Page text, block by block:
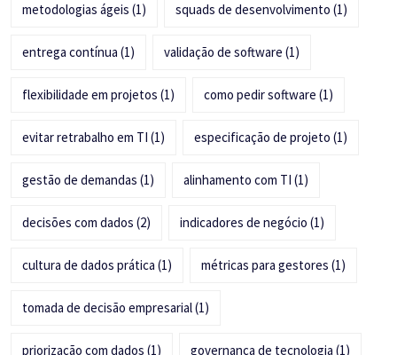
metodologias ágeis (1) squads de desenvolvimento (1)
entrega contínua (1) validação de software (1)
flexibilidade em projetos (1) como pedir software (1)
evitar retrabalho em TI (1) especificação de projeto (1)
gestão de demandas (1) alinhamento com TI (1)
decisões com dados (2) indicadores de negócio (1)
cultura de dados prática (1) métricas para gestores (1)
tomada de decisão empresarial(1)
priorização com dados (1) governança de tecnologia (1)